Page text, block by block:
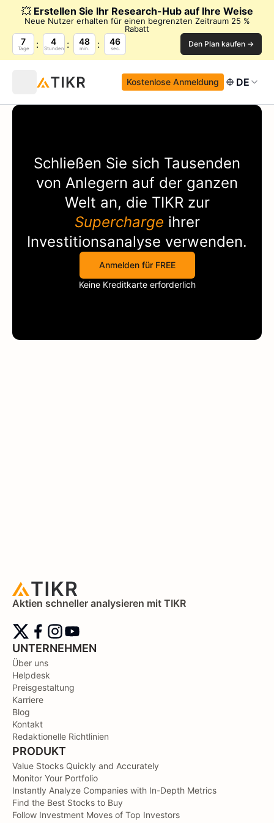
💥 Erstellen Sie Ihr Research-Hub auf Ihre Weise
Neue Nutzer erhalten für einen begrenzten Zeitraum 25 %
Rabatt
7
Tage
4
Stunden
48
min.
46
sec. Den Plan kaufen →
Kostenlose Anmeldung DE
Schließen Sie sich Tausenden
von Anlegern auf der ganzen
Welt an, die TIKRzur
Supercharge ihrer
Investitionsanalyse verwenden.
Anmelden für FREE
Keine Kreditkarte erforderlich
Aktien schneller analysieren mit TIKR
UNTERNEHMEN
Über uns
Helpdesk
Preisgestaltung
Karriere
Blog
Kontakt
Redaktionelle Richtlinien
PRODUKT
Value Stocks Quickly and Accurately
Monitor Your Portfolio
Instantly Analyze Companies with In-Depth Metrics
Find the Best Stocks to Buy
Follow Investment Moves of Top Investors